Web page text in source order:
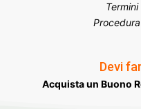
Devi
Acquista un Buono